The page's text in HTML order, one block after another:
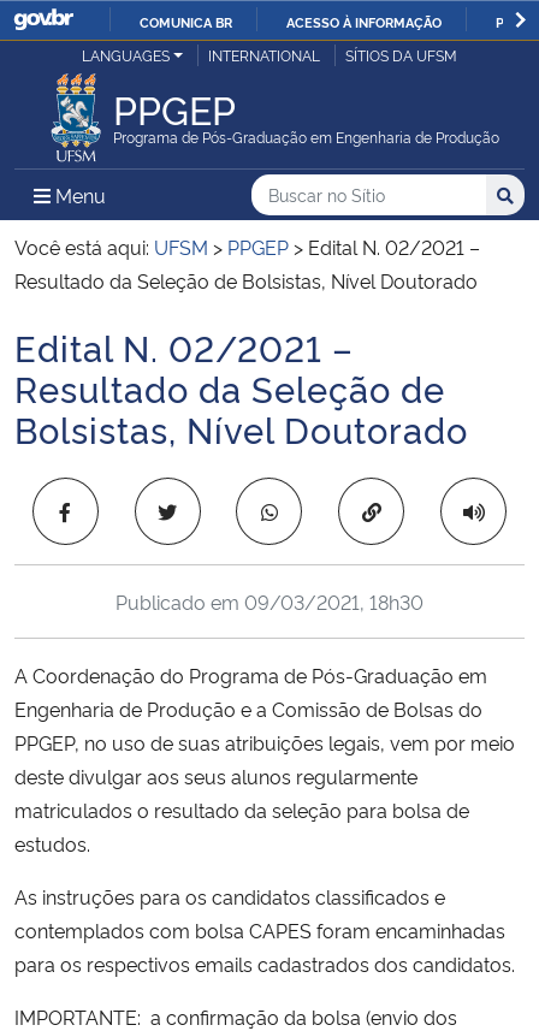
IR
COMUNICA BR ACESSO À INFORMAÇÃO
Ministério da Justiça e Segurança Pública
Ministério da Defesa
Ministério das Relações Exteriores
Ministério da Infraestrutura
Ministério da Agricultura, Pecuária e Abastecimento
Ministério da Educação
Ministério de Minas e Energia
Ministério da Ciência, Tecnologia, Inovações e Comunicações
Ministério do Meio Ambiente
Ministério do Desenvolvimento Regional
LANGUAGES INTERNATIONAL SÍTIOS DA UFSM
PPGEP
Programa de Pós-Graduação em Engenharia de Produção
Menu Menu Principal do Sítio
Busca
Buscar no no Sítio
Busca:
Você está aqui: UFSM > PPGEP > Edital N. 02/2021 –
Resultado da Seleção de Bolsistas, Nível Doutorado
Início do conteúdo
Edital N. 02/2021 –
Resultado da Seleção de
Bolsistas, Nível Doutorado
Copiar para área
Publicado em 09/03/2021, 18h30
A Coordenação do Programa de Pós-Graduação em
Engenharia de Produção e a Comissão de Bolsas do
PPGEP, no uso de suas atribuições legais, vem por meio
deste divulgar aos seus alunos regularmente
matriculados o resultado da seleção para bolsa de
estudos.
As instruções para os candidatos classificados e
contemplados com bolsa CAPES foram encaminhadas
para os respectivos emails cadastrados dos candidatos.
IMPORTANTE: a confirmação da bolsa (envio dos